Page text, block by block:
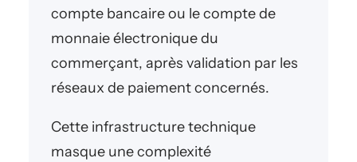
compte bancaire ou le compte de
monnaie électronique du
commerçant, après validation par les
réseaux de paiement concernés.
Cette infrastructure technique
masque une complexité